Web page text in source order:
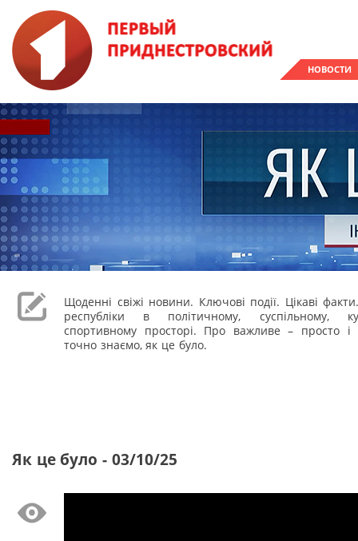
НОВОСТИ
Щоденні свіжі новини. Ключові події. Цікаві
республіки в політичному, суспільному,
спортивному просторі. Про важливе – просто і
точно знаємо, як це було.
Як це було - 03/10/25